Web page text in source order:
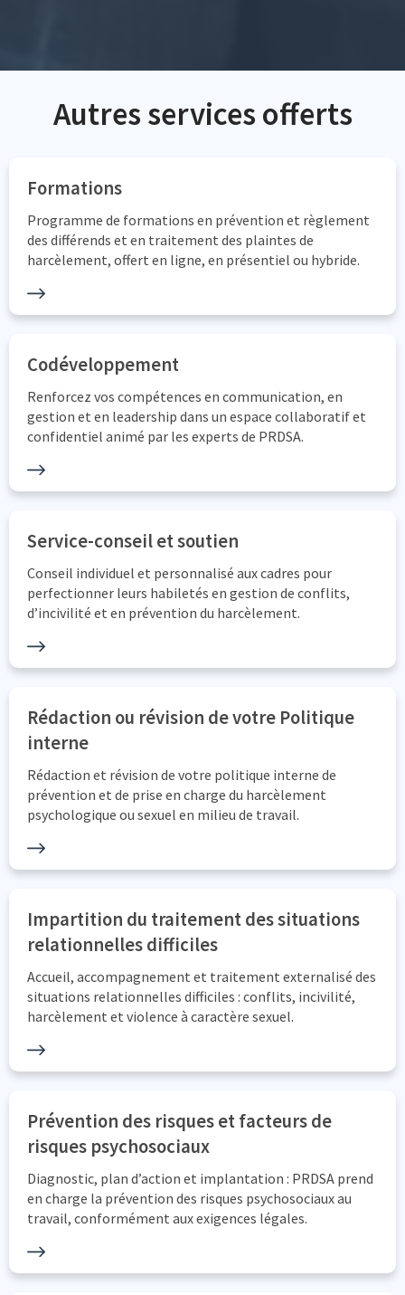
Autres services offerts
Formations
Programme de formations en prévention et règlement
des différends et en traitement des plaintes de
harcèlement, offert en ligne, en présentiel ou hybride.
Codéveloppement
Renforcez vos compétences en communication, en
gestion et en leadership dans un espace collaboratif et
confidentiel animé par les experts de PRDSA.
Service-conseil et soutien
Conseil individuel et personnalisé aux cadres pour
perfectionner leurs habiletés en gestion de conflits,
d’incivilité et en prévention du harcèlement.
Rédaction ou révision de votre Politique
interne
Rédaction et révision de votre politique interne de
prévention et de prise en charge du harcèlement
psychologique ou sexuel en milieu de travail.
Impartition du traitement des situations
relationnelles difficiles
Accueil, accompagnement et traitement externalisé des
situations relationnelles difficiles : conflits, incivilité,
harcèlement et violence à caractère sexuel.
Prévention des risques et facteurs de
risques psychosociaux
Diagnostic, plan d’action et implantation : PRDSA prend
en charge la prévention des risques psychosociaux au
travail, conformément aux exigences légales.